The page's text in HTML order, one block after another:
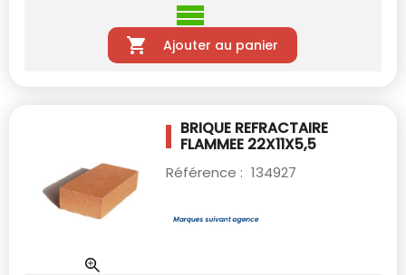
Ajouter au panier
BRIQUE REFRACTAIRE
FLAMMEE 22X11X5,5
Référence : 134927